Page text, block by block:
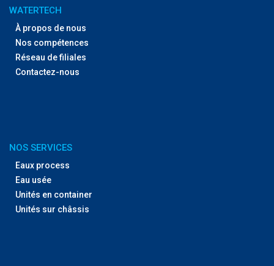
WATERTECH
À propos de nous
Nos compétences
Réseau de filiales
Contactez-nous
NOS SERVICES
Eaux process
Eau usée
Unités en container
Unités sur châssis